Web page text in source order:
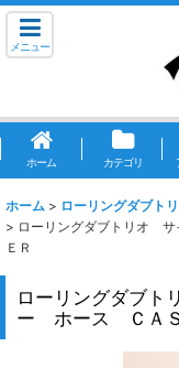
メニュー
ホーム カテゴリ
ホーム > ローリングダブト
> ローリングダブトリオ
ＥＲ
ローリングダブ
ー ホース ＣＡ